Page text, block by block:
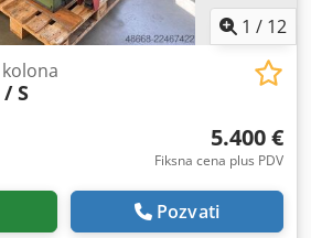
1 / 12
S
5.400 €
Fiksna cena plus PDV
Pozvati